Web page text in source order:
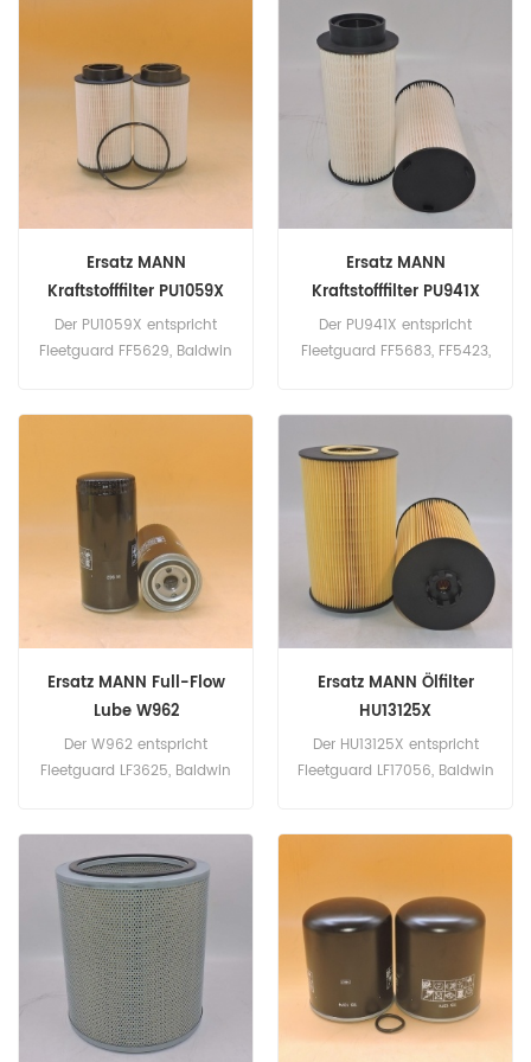
John Deere
5001865404, 7421267793,
Volvo 20754416, 21267818,
Wabco 4329012452, Mahle
AL26. Teilenummer:
TB13945X Teilname:
Trockner Filter Marke: MANN
Ersatz MANN
Kraftstofffilter PU1059X
Der PU1059X entspricht
Fleetguard FF5629, Baldwin
Teilenummer: PU1059X
Teilname: Kraftstofffilter
Marke: MANN
Ersatz MANN
Kraftstofffilter PU941X
Der PU941X entspricht
Fleetguard FF5683, FF5423,
Teilname: Kraftstofffilter
Marke: MANN
Ersatz MANN Full-Flow
Lube W962
Der W962 entspricht
Fleetguard LF3625, Baldwin
1173430, John Deere
AZ22878. Teilenummer:
W962 Teilname: Ölfilter
Marke: MANN
Ersatz MANN Ölfilter
HU13125X
Der HU13125X entspricht
Fleetguard LF17056, Baldwin
Teilname: Ölfilter Marke:
MANN